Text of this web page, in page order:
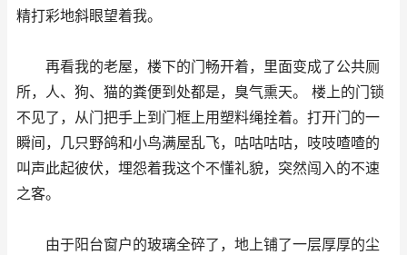
精打彩地斜眼望着我。
再看我的老屋，楼下的门畅开着，里面变成了公共厕
所，人、狗、猫的粪便到处都是，臭气熏天。 楼上的门锁
不见了，从门把手上到门框上用塑料绳拴着。打开门的一
瞬间，几只野鸽和小鸟满屋乱飞，咕咕咕咕，吱吱喳喳的
叫声此起彼伏，埋怨着我这个不懂礼貌，突然闯入的不速
之客。
由于阳台窗户的玻璃全碎了，地上铺了一层厚厚的尘